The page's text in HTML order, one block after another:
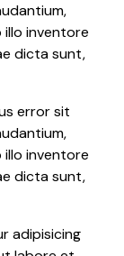
illo inventore
dicta sunt,
error sit
illo inventore
dicta sunt,
adipisicing